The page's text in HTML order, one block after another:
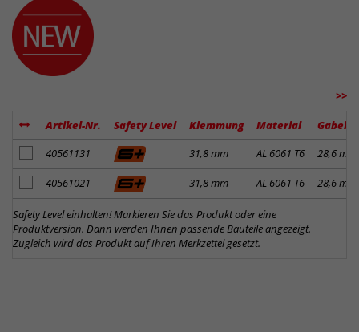
>>
Artikel-Nr. Safety Level Klemmung Material
Artikel zum Merkzettel hinzufügen
40561131 31,8 mm AL 6061 T6 28,6 mm
Artikel zum Merkzettel hinzufügen
40561021 31,8 mm AL 6061 T6 28,6 mm
Safety Level einhalten! Markieren Sie das Produkt oder eine
Produktversion. Dann werden Ihnen passende Bauteile angezeigt.
Zugleich wird das Produkt auf Ihren Merkzettel gesetzt.